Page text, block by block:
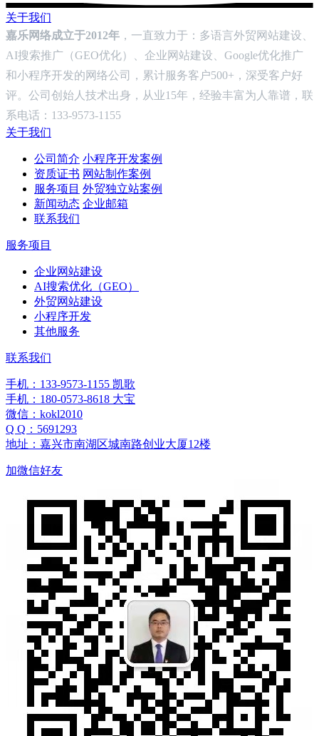
关于我们
嘉乐网络成立于2012年 ，一直致力于：多语言外贸网站建设、
AI搜索推广（GEO优化）、企业网站建设、Google优化推广
和小程序开发的网络公司，累计服务客户500+，深受客户好
评。公司创始人技术出身，从业15年，经验丰富为人靠谱，联
系电话：133-9573-1155
关于我们
公司简介 小程序开发案例
资质证书 网站制作案例
服务项目 外贸独立站案例
新闻动态 企业邮箱
联系我们
服务项目
企业网站建设
AI搜索优化（GEO）
外贸网站建设
小程序开发
其他服务
联系我们
手机：133-9573-1155 凯歌
手机：180-0573-8618 大宝
微信：kokl2010
Q Q：5691293
地址：嘉兴市南湖区城南路创业大厦12楼
加微信好友